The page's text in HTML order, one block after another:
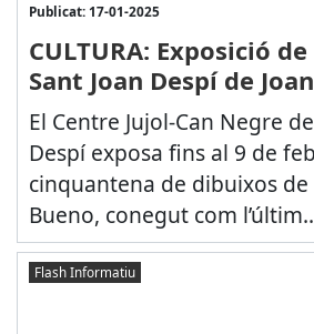
Publicat: 17-01-2025
CULTURA: Exposició
Sant Joan Despí de
El Centre Jujol-Can Negre
Despí exposa fins al 9 de
cinquantena de dibuixos de
Bueno, conegut com
Flash Informatiu